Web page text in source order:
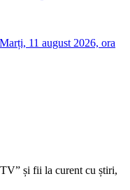
11 august 2026, ora
și fii la curent cu știri,